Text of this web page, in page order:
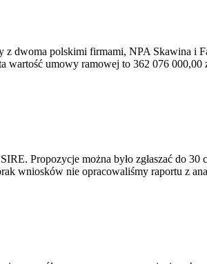
z dwoma polskimi firmami, NPA Skawina
umowy ramowej to 362 076 000,00
Propozycje można było zgłaszać do 30
wniosków nie opracowaliśmy raportu z